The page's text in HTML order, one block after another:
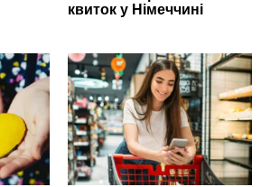
квиток у Німеччині